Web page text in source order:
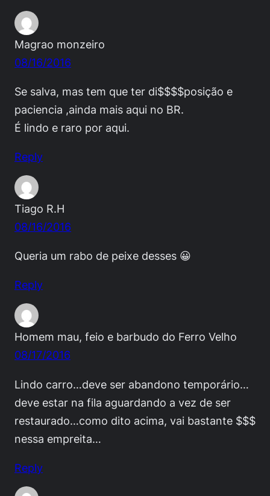
Magrao monzeiro
08/16/2016
Se salva, mas tem que ter di$$$$posição e
paciencia ,ainda mais aqui no BR.
É lindo e raro por aqui.
Reply
Tiago R.H
08/16/2016
Queria um rabo de peixe desses 😀
Reply
Homem mau, feio e barbudo do Ferro Velho
08/17/2016
Lindo carro…deve ser abandono temporário…
deve estar na fila aguardando a vez de ser
restaurado…como dito acima, vai bastante $$$
nessa empreita…
Reply